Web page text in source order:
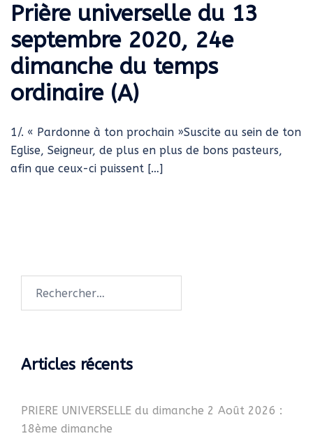
Prière universelle du 13
septembre 2020, 24e
dimanche du temps
ordinaire (A)
1/. « Pardonne à ton prochain »Suscite au sein de ton
Eglise, Seigneur, de plus en plus de bons pasteurs,
afin que ceux-ci puissent […]
Articles récents
PRIERE UNIVERSELLE du dimanche 2 Août 2026 :
18ème dimanche